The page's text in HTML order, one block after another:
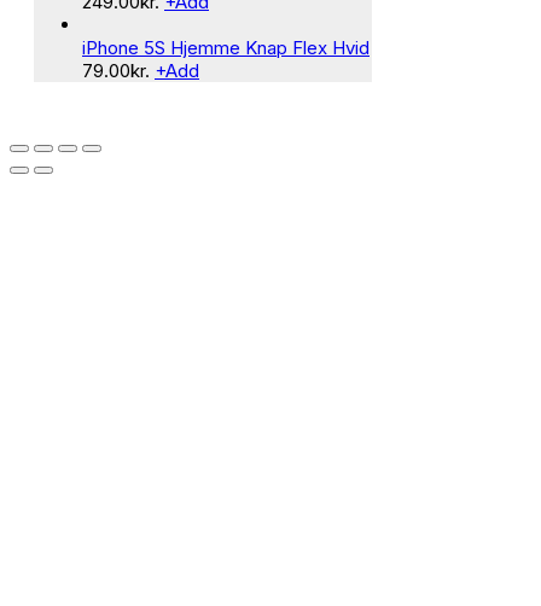
iPhone 5S Hjemme Knap Flex Hvid
79.00kr. +Add